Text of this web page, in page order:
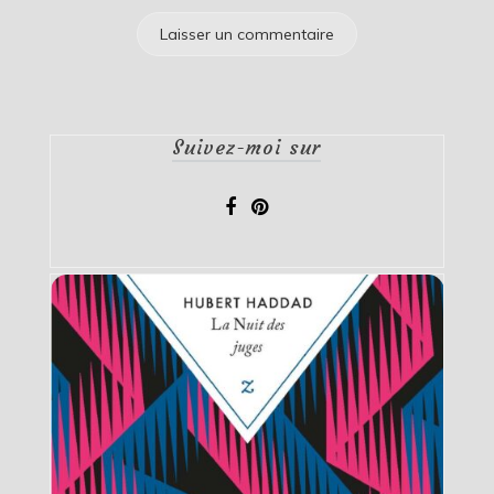
Suivez-moi sur